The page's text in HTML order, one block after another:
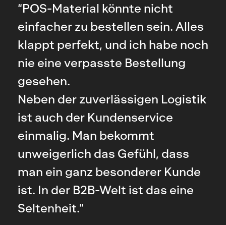
“POS-Material könnte nicht
einfacher zu bestellen sein. Alles
klappt perfekt, und ich habe noch
nie eine verpasste Bestellung
gesehen.
Neben der zuverlässigen Logistik
ist auch der Kundenservice
einmalig. Man bekommt
unweigerlich das Gefühl, dass
man ein ganz besonderer Kunde
ist. In der B2B-Welt ist das eine
Seltenheit.”